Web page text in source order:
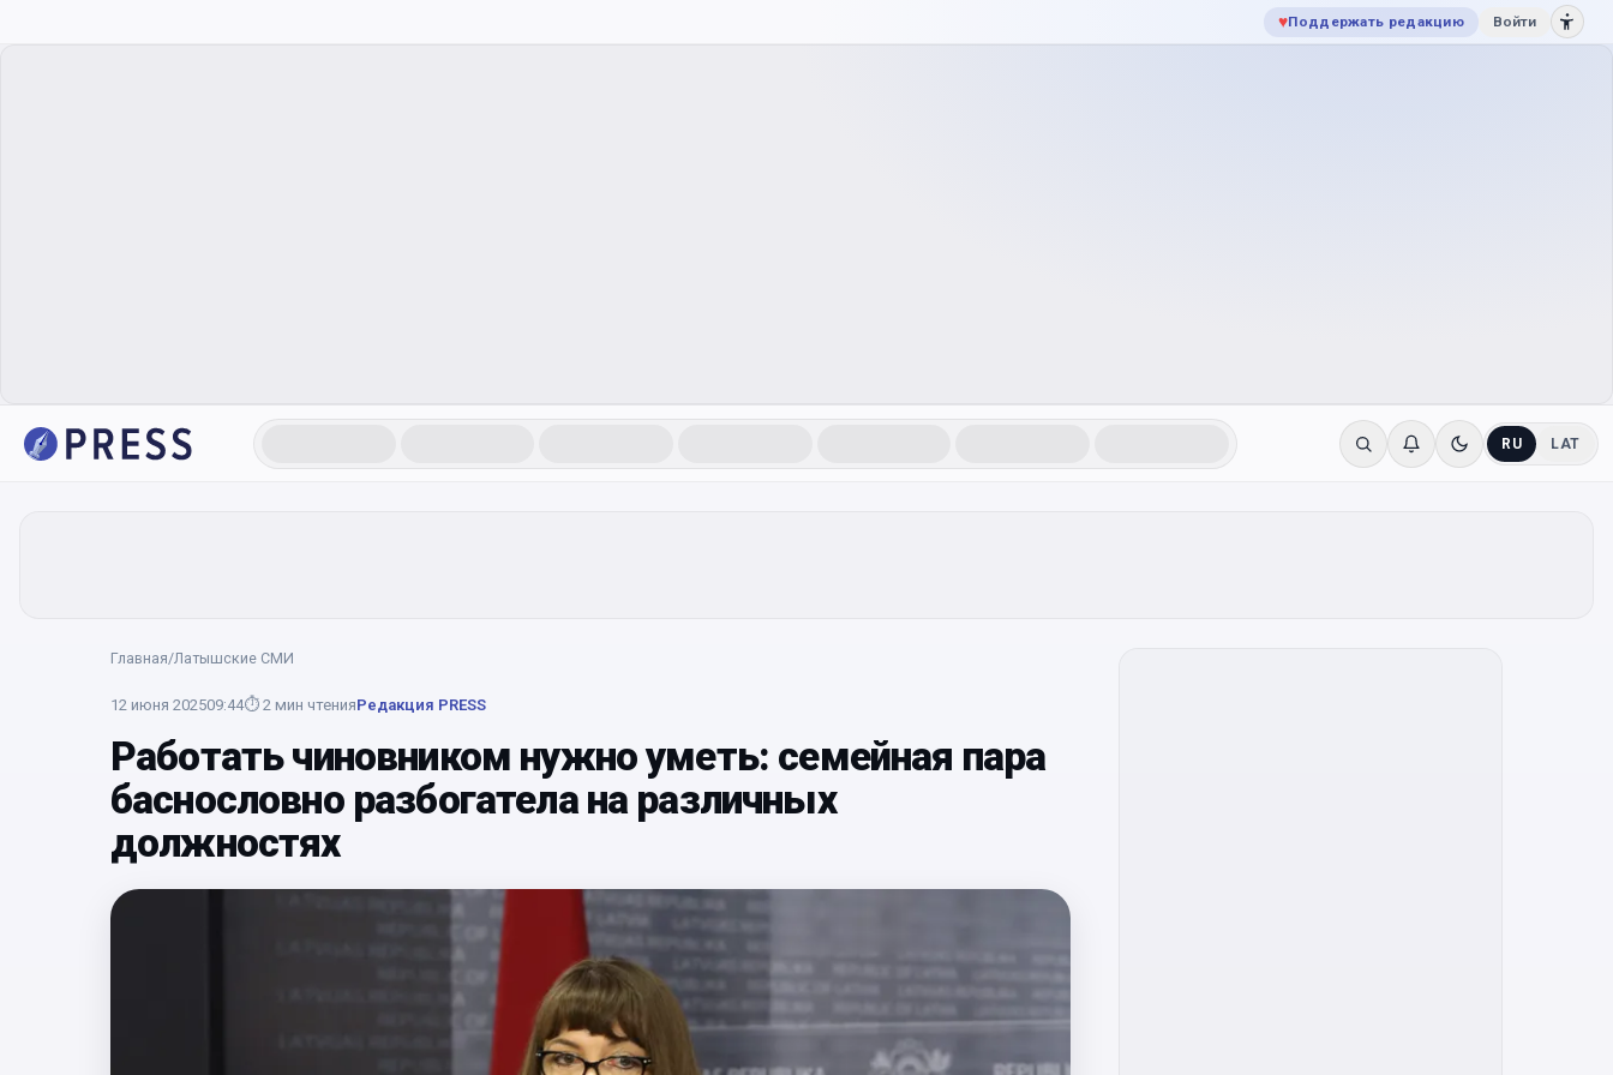
♥Поддержать редакцию Войти
RU LAT
Главная/Латышские СМИ
12 июня 202509:44⏱ 2 мин чтенияРедакция PRESS
Работать чиновником нужно уметь: семейная пара
баснословно разбогатела на различных
должностях